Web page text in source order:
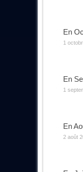
En
1
En
1
En
2 août